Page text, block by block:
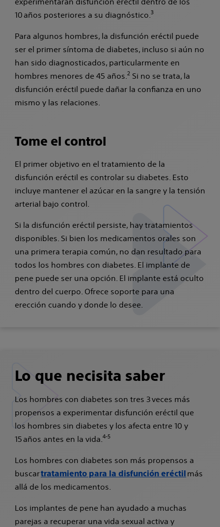
10 años posteriores a su diagnóstico.3
Para algunos hombres, la disfunción eréctil puede
ser el primer síntoma de diabetes, incluso si aún no
han sido diagnosticados, particularmente en
hombres menores de 45 años.2 Si no se trata, la
disfunción eréctil puede dañar la confianza en uno
mismo y las relaciones.
Tome el control
El primer objetivo en el tratamiento de la
disfunción eréctil es controlar su diabetes. Esto
incluye mantener el azúcar en la sangre y la tensión
arterial bajo control.
Si la disfunción eréctil persiste, hay tratamientos
disponibles. Si bien los medicamentos orales son
una primera terapia común, no dan resultado para
todos los hombres con diabetes. El implante de
pene puede ser una opción. El implante está oculto
dentro del cuerpo. Ofrece soporte para una
erección cuando y donde lo desee.
Lo que necisita saber
Los hombres con diabetes son tres 3 veces más
propensos a experimentar disfunción eréctil que
los hombres sin diabetes y los afecta entre 10 y
15 años antes en la vida.4-5
Los hombres con diabetes son más propensos a
buscartratamiento para la disfunción eréctil más
allá de los medicamentos.
Los implantes de pene han ayudado a muchas
parejas a recuperar una vida sexual activa y